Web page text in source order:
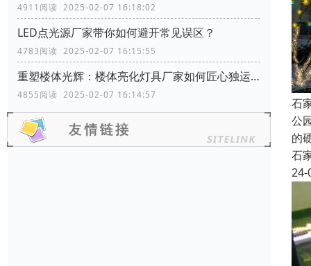
4911阅读 2025-02-07 16:18:02
LED点光源厂家带你如何避开常见误区？
4783阅读 2025-02-07 16:15:55
重塑楼体光辉：楼体亮化灯具厂家如何匠心独运，彰显建筑特色
4855阅读 2025-02-07 16:14:57
石
公
的
石
24-